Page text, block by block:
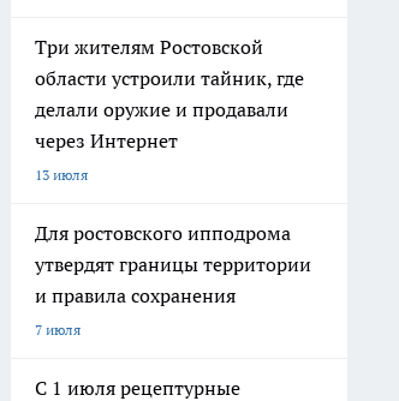
Три жителям Ростовской
области устроили тайник, где
делали оружие и продавали
через Интернет
13 июля
Для ростовского ипподрома
утвердят границы территории
и правила сохранения
7 июля
С 1 июля рецептурные